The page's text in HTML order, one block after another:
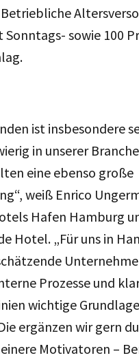
Sonntags- sowie 100
ist insbesondere
in unserer
eine ebenso große
“, weiß Enrico
Hafen Hamburg
Hotel. „Für uns in
Prozesse und
wichtige
ergänzen wir gern
Motivatoren –